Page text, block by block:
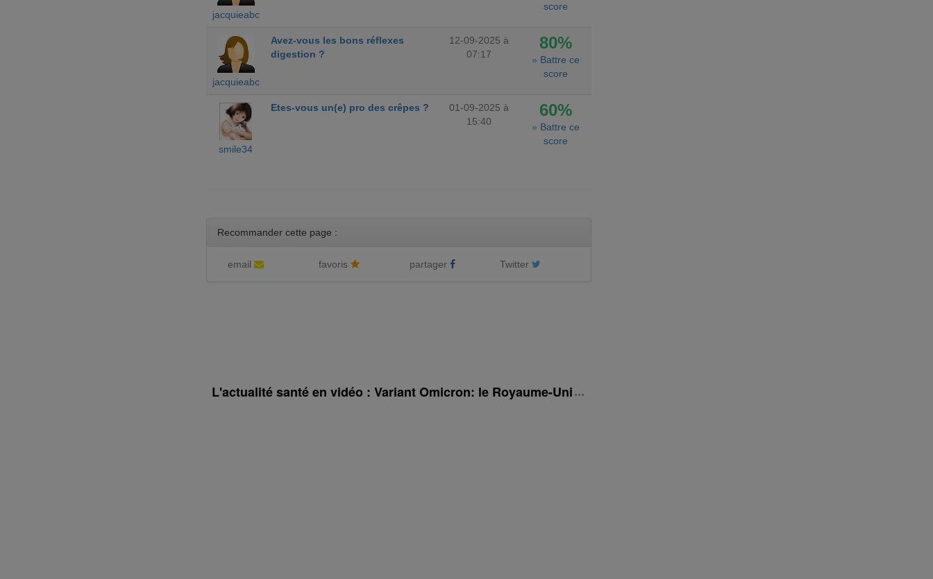
jacquieabc
score
jacquieabc
Avez-vous les bons réflexes
digestion ?
12-09-2025 à
07:17
80%
» Battre ce
score
smile34
Etes-vous un(e) pro des crêpes ?
01-09-2025 à
15:40
60%
» Battre ce
score
Recommander cette page :
email favoris partager Twitter
L'actualité santé en vidéo : Variant Omicron: le Royaume-Uni rehausse son niveau d'alerte, une première en 7 mois